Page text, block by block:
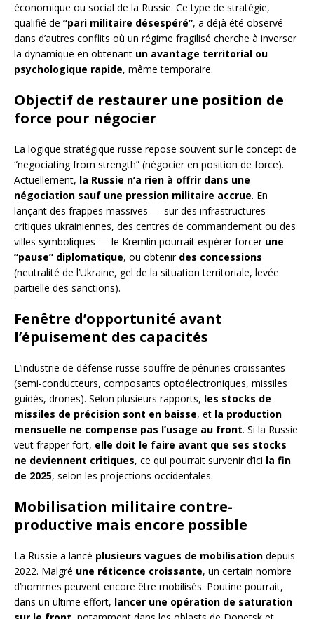
économique ou social de la Russie. Ce type de stratégie,
qualifié de “pari militaire désespéré”, a déjà été observé
dans d’autres conflits où un régime fragilisé cherche à inverser
la dynamique en obtenant un avantage territorial ou
psychologique rapide, même temporaire.
Objectif de restaurer une position de
force pour négocier
La logique stratégique russe repose souvent sur le concept de
“negociating from strength” (négocier en position de force).
Actuellement, la Russie n’a rien à offrir dans une
négociation sauf une pression militaire accrue. En
lançant des frappes massives — sur des infrastructures
critiques ukrainiennes, des centres de commandement ou des
villes symboliques — le Kremlin pourrait espérer forcer une
“pause” diplomatique, ou obtenir des concessions
(neutralité de l’Ukraine, gel de la situation territoriale, levée
partielle des sanctions).
Fenêtre d’opportunité avant
l’épuisement des capacités
L’industrie de défense russe souffre de pénuries croissantes
(semi-conducteurs, composants optoélectroniques, missiles
guidés, drones). Selon plusieurs rapports, les stocks de
missiles de précision sont en baisse, et la production
mensuelle ne compense pas l’usage au front. Si la Russie
veut frapper fort, elle doit le faire avant que ses stocks
ne deviennent critiques, ce qui pourrait survenir d’ici la fin
de 2025, selon les projections occidentales.
Mobilisation militaire contre-
productive mais encore possible
La Russie a lancé plusieurs vagues de mobilisation depuis
2022. Malgré une réticence croissante, un certain nombre
d’hommes peuvent encore être mobilisés. Poutine pourrait,
dans un ultime effort, lancer une opération de saturation